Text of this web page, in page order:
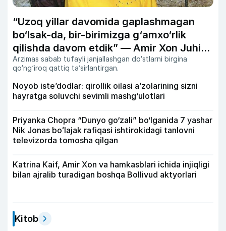
“Uzoq yillar davomida gaplashmagan
bo‘lsak-da, bir-birimizga g‘amxo‘rlik
qilishda davom etdik” — Amir Xon Juhi
Chavla bilan do‘stligi haqida
Arzimas sabab tufayli janjallashgan do‘stlarni birgina
qo‘ng‘iroq qattiq ta’sirlantirgan.
Noyob iste’dodlar: qirollik oilasi a’zolarining sizni
hayratga soluvchi sevimli mashg‘ulotlari
Priyanka Chopra “Dunyo go‘zali” bo‘lganida 7 yashar
Nik Jonas boʻlajak rafiqasi ishtirokidagi tanlovni
televizorda tomosha qilgan
Katrina Kaif, Amir Xon va hamkasblari ichida injiqligi
bilan ajralib turadigan boshqa Bollivud aktyorlari
Kitob